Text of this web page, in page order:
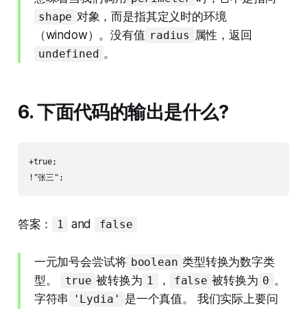
shape 对象，而是指其定义时的环境
（window）。没有值 radius 属性，返回
undefined 。
6. 下面代码的输出是什么?
+true;
答案： 1 and false
一元加号会尝试将 boolean 类型转换为数字类
型。
true 被转换为 1 ， false 被转换为 0 。
字符串
'Lydia' 是一个真值。 我们实际上要问